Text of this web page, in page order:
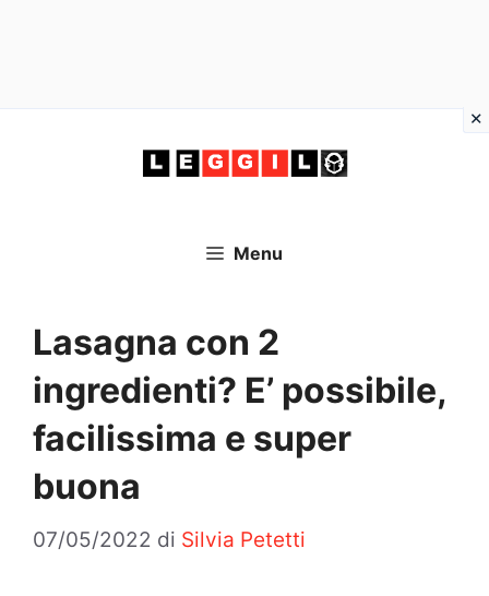
Menu
Lasagna con 2
ingredienti? E’ possibile,
facilissima e super
buona
07/05/2022 di Silvia Petetti